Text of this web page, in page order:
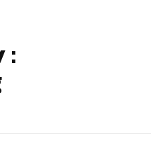
: